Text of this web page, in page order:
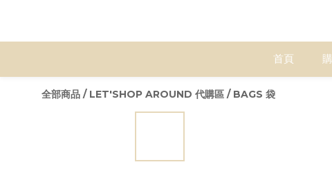
首頁
全部商品 / LET'SHOP AROUND 代購區 / BAGS 袋